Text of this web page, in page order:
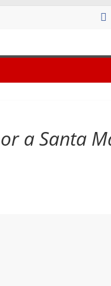
a Santa